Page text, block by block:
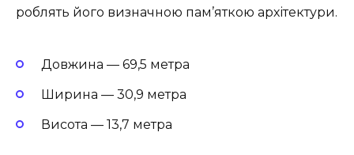
роблять його визначною пам’яткою архітектури.
Довжина — 69,5 метра
Ширина — 30,9 метра
Висота — 13,7 метра